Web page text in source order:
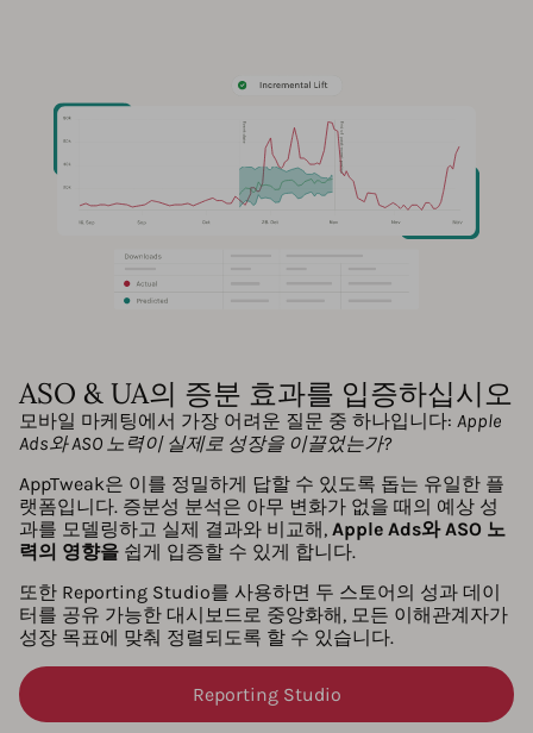
ASO & UA의 증분 효과를 입증하십시오
모바일 마케팅에서 가장 어려운 질문 중 하나입니다: Apple
Ads와 ASO 노력이 실제로 성장을 이끌었는가?
AppTweak은 이를 정밀하게 답할 수 있도록 돕는 유일한 플
랫폼입니다. 증분성 분석은 아무 변화가 없을 때의 예상 성
과를 모델링하고 실제 결과와 비교해, Apple Ads와 ASO 노
력의 영향을 쉽게 입증할 수 있게 합니다.
또한 Reporting Studio를 사용하면 두 스토어의 성과 데이
터를 공유 가능한 대시보드로 중앙화해, 모든 이해관계자가
성장 목표에 맞춰 정렬되도록 할 수 있습니다.
Reporting Studio